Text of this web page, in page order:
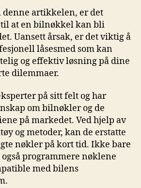
artikkelen, er det
at en bilnøkkel kan bli
Uansett årsak, er det viktig å
låsesmed som⁢ kan
og effektiv ‌løsning‍ på dine
dilemmaer.
‌på sitt felt og har⁢
om bilnøkler og de
på markedet. Ved hjelp av
og metoder, kan de erstatte
‌nøkler⁣ på kort tid. Ikke bare
programmere​ nøklene
med‍ bilens